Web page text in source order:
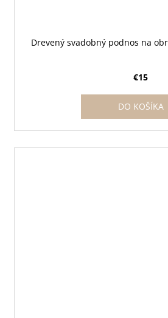
Drevený svadobný podnos na
€15
DO KOŠÍKA